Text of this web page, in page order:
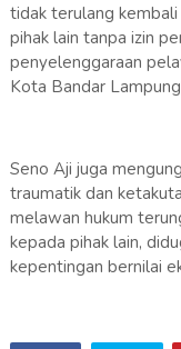
tidak terulang
pihak lain tanpa izin
penyelenggaraan
Kota Bandar
Seno Aji juga
traumatik dan
melawan hukum
kepada pihak lain,
kepentingan bernilai